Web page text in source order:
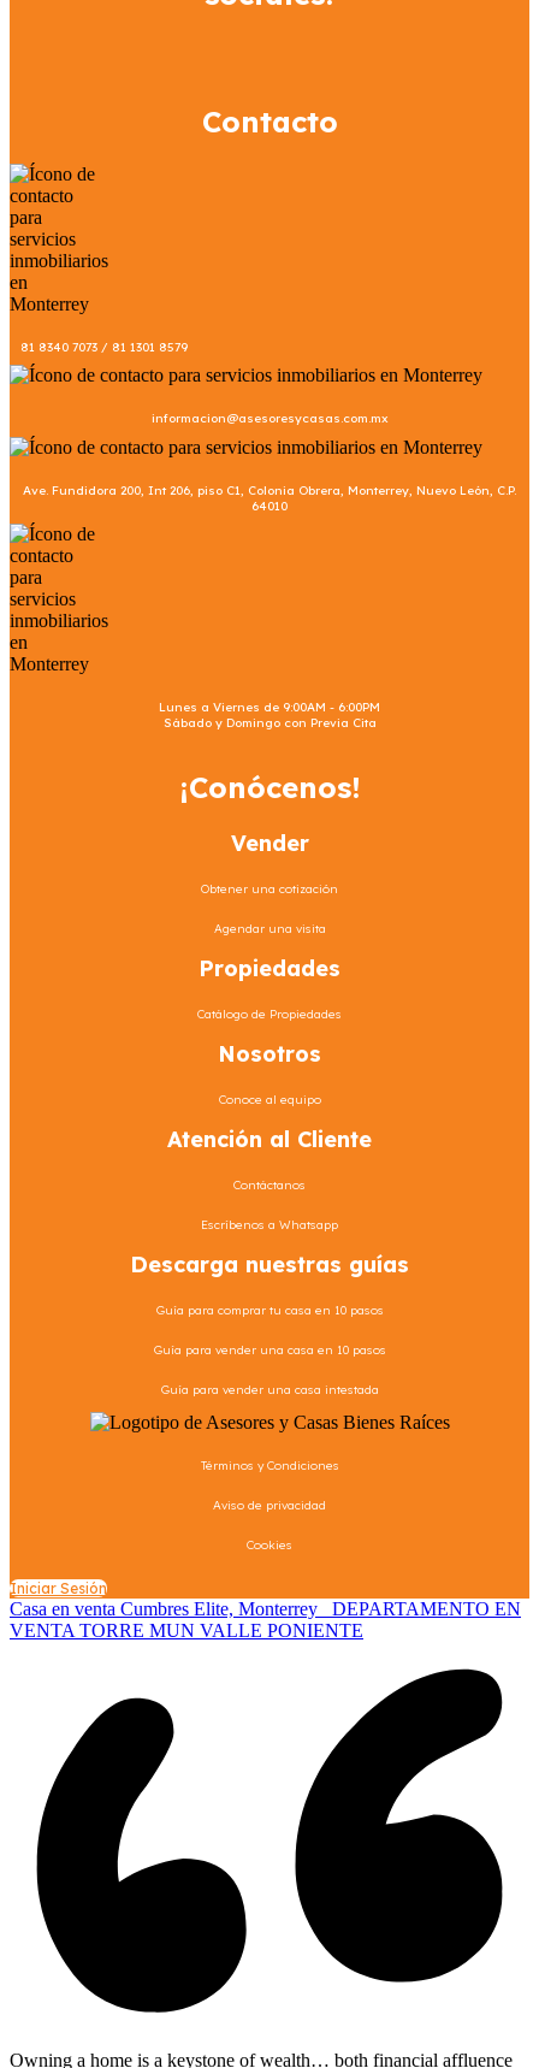
Contacto
81 8340 7073 / 81 1301 8579
informacion@asesoresycasas.com.mx
Ave. Fundidora 200, Int 206, piso C1, Colonia Obrera, Monterrey, Nuevo León, C.P.
64010
Lunes a Viernes de 9:00AM - 6:00PM
Sábado y Domingo con Previa Cita
¡Conócenos!
Vender
Obtener una cotización
Agendar una visita
Propiedades
Catálogo de Propiedades
Nosotros
Conoce al equipo
Atención al Cliente
Contáctanos
Escríbenos a Whatsapp
Descarga nuestras guías
Guía para comprar tu casa en 10 pasos
Guía para vender una casa en 10 pasos
Guía para vender una casa intestada
Términos y Condiciones
Aviso de privacidad
Cookies
Iniciar Sesión
Casa en venta Cumbres Elite, Monterrey
DEPARTAMENTO EN
VENTA TORRE MUN VALLE PONIENTE
Owning a home is a keystone of wealth… both financial affluence